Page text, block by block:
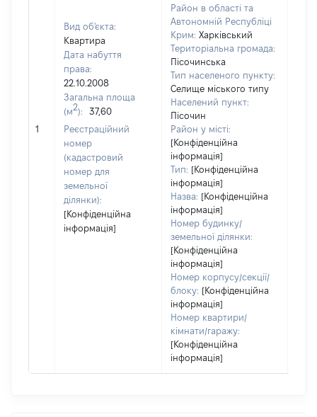
1
Вид об'єкта:
Квартира
Дата набуття
права:
22.10.2008
Загальна площа
(м2):
37,60
Реєстраційний
номер
(кадастровий
номер для
земельної
ділянки):
[Конфіденційна
інформація]
Район в області та
Автономній Республіці
Крим: Харківський
Територіальна громада:
Пісочинська
Тип населеного пункту:
Селище міського типу
Населений пункт:
Пісочин
Район у місті:
[Конфіденційна
інформація]
Тип: [Конфіденційна
інформація]
Назва: [Конфіденційна
інформація]
Номер будинку/
земельної ділянки:
[Конфіденційна
інформація]
Номер корпусу/секції/
блоку: [Конфіденційна
інформація]
Номер квартири/
кімнати/гаражу:
[Конфіденційна
інформація]